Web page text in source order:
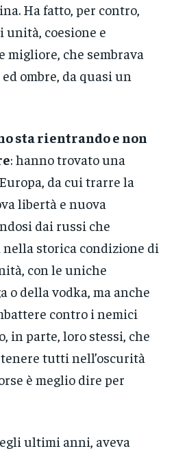
Ha fatto, per contro,
unità, coesione e
migliore, che sembrava
ombre, da quasi un
sta rientrando e non
: hanno trovato una
da cui trarre la
libertà e nuova
dai russi che
storica condizione di
con le uniche
o della vodka, ma anche
contro i nemici
in parte, loro stessi, che
tutti nell’oscurità
è meglio dire per
ultimi anni, aveva